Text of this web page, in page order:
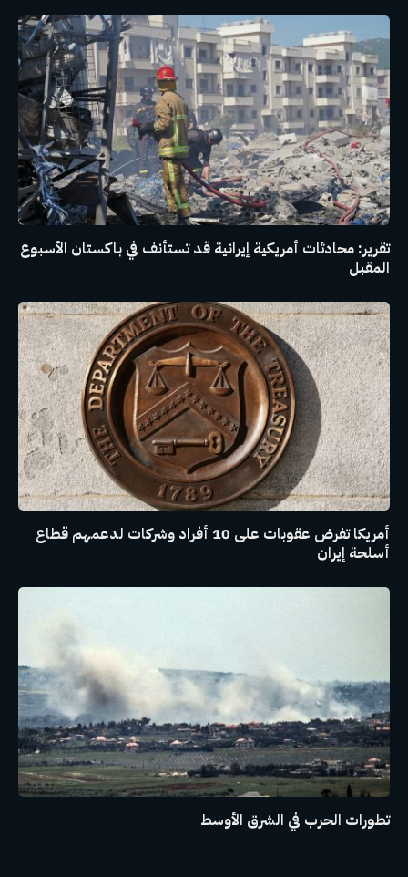
تقرير: محادثات أمريكية إيرانية قد تستأنف في باكستان الأسبوع
المقبل
أمريكا تفرض عقوبات على 10 أفراد وشركات لدعمهم قطاع
أسلحة إيران
تطورات الحرب في الشرق الأوسط